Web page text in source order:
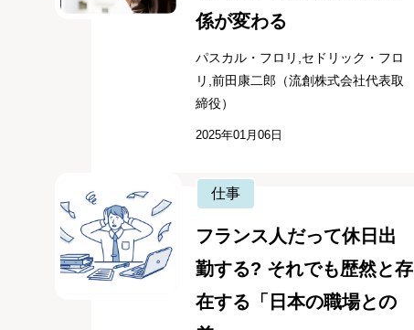
係が変わる
パスカル・フロリ,セドリック・フロ
リ,前田康二郎（流創株式会社代表取
締役）
2025年01月06日
仕事
フランス人だって休日出
勤する? それでも歴然と存
在する「日本の職場との